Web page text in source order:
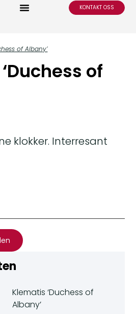
KONTAKT OSS
of Albany’
of
klokker. Interresant
Klematis ‘Duchess of
Albany’